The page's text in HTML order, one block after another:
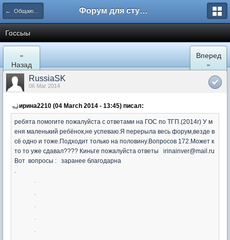
← Общаются юристы Форум для студента СГА
Госсыы
«
Назад
Вперед
»
RussiaSK
06 Mar 2014
ирина2210 (04 March 2014 - 13:45) писал:
ребята помогите пожалуйста с ответами на ГОС по ТГП.(2014г) У м
еня маленький ребёнок,не успеваю.Я перерыла весь форум,везде в
сё одно и тоже.Подходит только на половину.Вопросов 172.Может к
то то уже сдавал???? Киньте пожалуйста ответы irinainver@mail.ru
Вот вопросы : заранее благодарна